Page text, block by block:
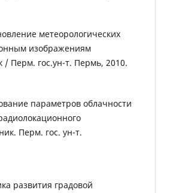
метеорологических
изображениям
/ Перм. гос.ун-т. Пермь, 2010.
параметров облачности
Перм. гос. ун-т.
развития градовой